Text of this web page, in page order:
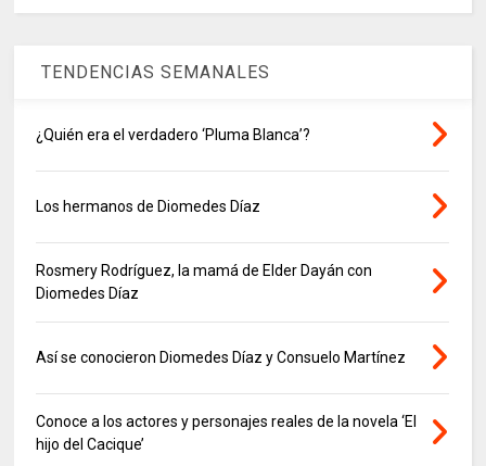
TENDENCIAS SEMANALES
¿Quién era el verdadero ‘Pluma Blanca’?
Los hermanos de Diomedes Díaz
Rosmery Rodríguez, la mamá de Elder Dayán con
Diomedes Díaz
Así se conocieron Diomedes Díaz y Consuelo Martínez
Conoce a los actores y personajes reales de la novela ‘El
hijo del Cacique’